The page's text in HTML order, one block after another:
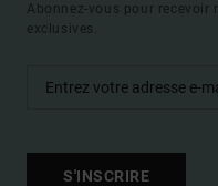
Abonnez-vous pour recevoir
exclusives.
S'INSCRIRE